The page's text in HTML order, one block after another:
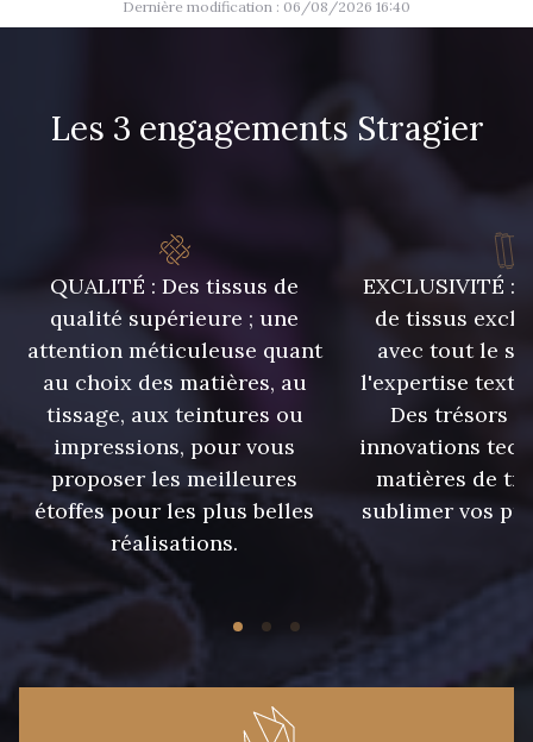
9975 - Noir Jet 9700 - Noir
9992 - Gris Vetiver
9390 - Gris Mercure 9491 - Gris Silex
9666 - Gris moyen 9685 - Graphite
9905 - Anthracite 9138 - Gris clair
9391 - Gris Bruine
9824 - Gris Gargouille 9984 - Gris Plomb
Dernière modification : 06/08/2026 16:40
Les 3 engagements Stragier
QUALITÉ : Des tissus de
qualité supérieure ; une
attention méticuleuse quant
au choix des matières, au
tissage, aux teintures ou
impressions, pour vous
proposer les meilleures
étoffes pour les plus belles
réalisations.
EXCLUSIVITÉ :
de tissus
avec tout le
l'expertise
Des trésors
innovations
matières de
sublimer vos